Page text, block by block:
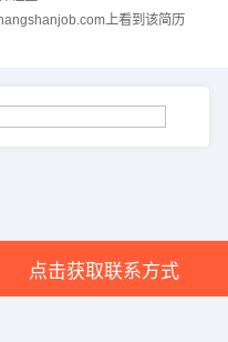
上看到该简历
点击获取联系方式